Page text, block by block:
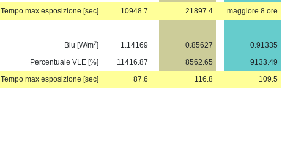
Tempo max esposizione [sec]
10948.7 21897.4 maggiore 8 ore
Blu [W/m2] 1.14169 0.85627
0.91335
Percentuale VLE [%]
11416.87 8562.65
9133.49
Tempo max esposizione [sec]
87.6 116.8 109.5